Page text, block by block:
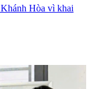
Hòa vì khai